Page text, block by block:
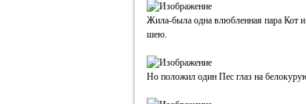
Жила-была одна влюбленная пара Кот
шею.
Но положил один Пес глаз на